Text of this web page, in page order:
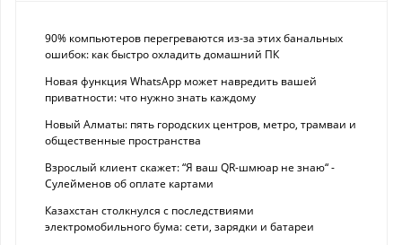
90% компьютеров перегреваются из-за этих банальных
ошибок: как быстро охладить домашний ПК
Новая функция WhatsApp может навредить вашей
приватности: что нужно знать каждому
Новый Алматы: пять городских центров, метро, трамваи и
общественные пространства
Взрослый клиент скажет: “Я ваш QR-шмюар не знаю“ -
Сулейменов об оплате картами
Казахстан столкнулся с последствиями
электромобильного бума: сети, зарядки и батареи